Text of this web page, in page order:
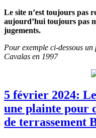
Le site n’est toujours pas
aujourd’hui toujours pas
jugements.
Pour exemple ci-dessous
Cavalas en 1997
5 février 2024:
une plainte pour
de terrassement